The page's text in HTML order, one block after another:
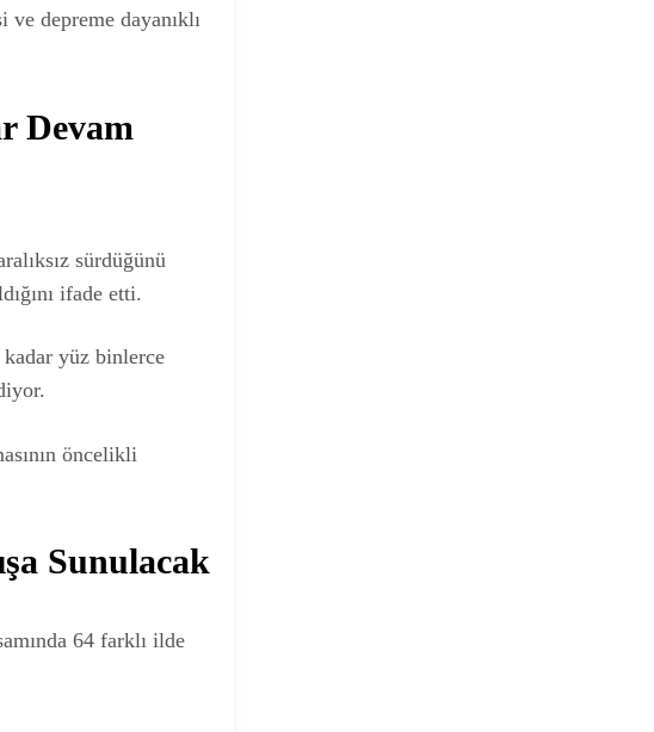
ve depreme dayanıklı
Devam
sürdüğünü
ifade etti.
yüz binlerce
öncelikli
Sunulacak
64 farklı ilde